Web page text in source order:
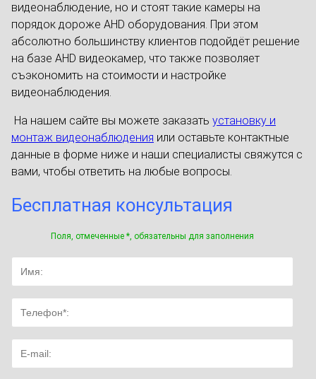
видеонаблюдение, но и стоят такие камеры на
порядок дороже AHD оборудования. При этом
абсолютно большинству клиентов подойдёт решение
на базе AHD видеокамер, что также позволяет
съэкономить на стоимости и настройке
видеонаблюдения.
На нашем сайте вы можете заказать установку и
монтаж видеонаблюдения или оставьте контактные
данные в форме ниже и наши специалисты свяжутся с
вами, чтобы ответить на любые вопросы.
Бесплатная консультация
Поля, отмеченные *, обязательны для заполнения